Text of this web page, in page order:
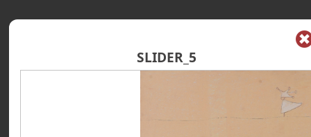
SLIDER_5